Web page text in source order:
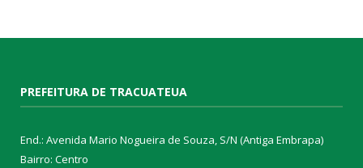
PREFEITURA DE TRACUATEUA
End.: Avenida Mario Nogueira de Souza, S/N (Antiga Embrapa)
Bairro: Centro